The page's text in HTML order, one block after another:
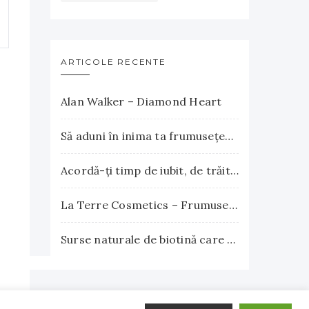
ARTICOLE RECENTE
Alan Walker – Diamond Heart
Să aduni în inima ta frumuseţea apusului şi explozia nesfârşită a răsăritului
Acordă-ţi timp de iubit, de trăit, de gândit, de iertat
La Terre Cosmetics – Frumuseţea autentică, inspirată din natură
Surse naturale de biotină care încurajează creşterea părului. Vitamina B7 susţine sănătatea părului, pielii şi unghiilor